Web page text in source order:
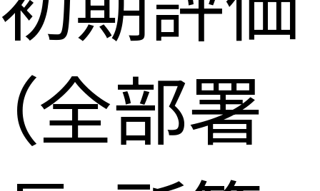
（全部署